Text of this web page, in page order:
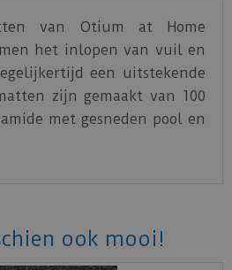
van Otium at Home
het inlopen van vuil en
een uitstekende
zijn gemaakt van 100
met gesneden pool en
antisliprug van TPE
Deze is PVC-vrij
weekmakermigratie op en
ook mooi!